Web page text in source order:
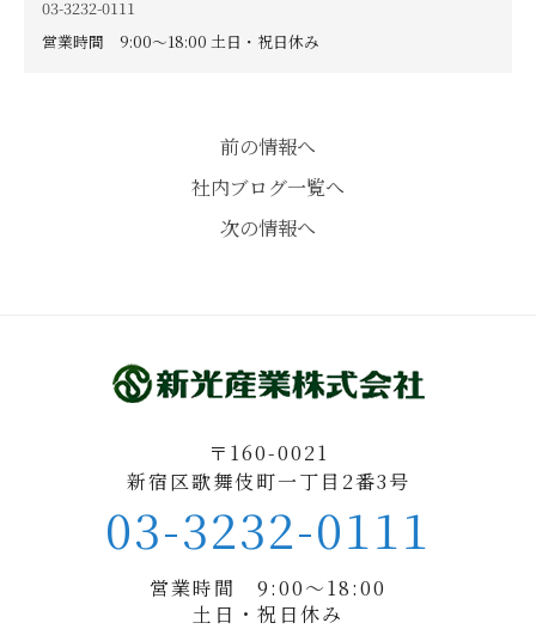
03-3232-0111
営業時間 9:00〜18:00 土日・祝日休み
前の情報へ
社内ブログ一覧へ
次の情報へ
〒160-0021
新宿区歌舞伎町一丁目2番3号
03-3232-0111
営業時間 9:00〜18:00
土日・祝日休み